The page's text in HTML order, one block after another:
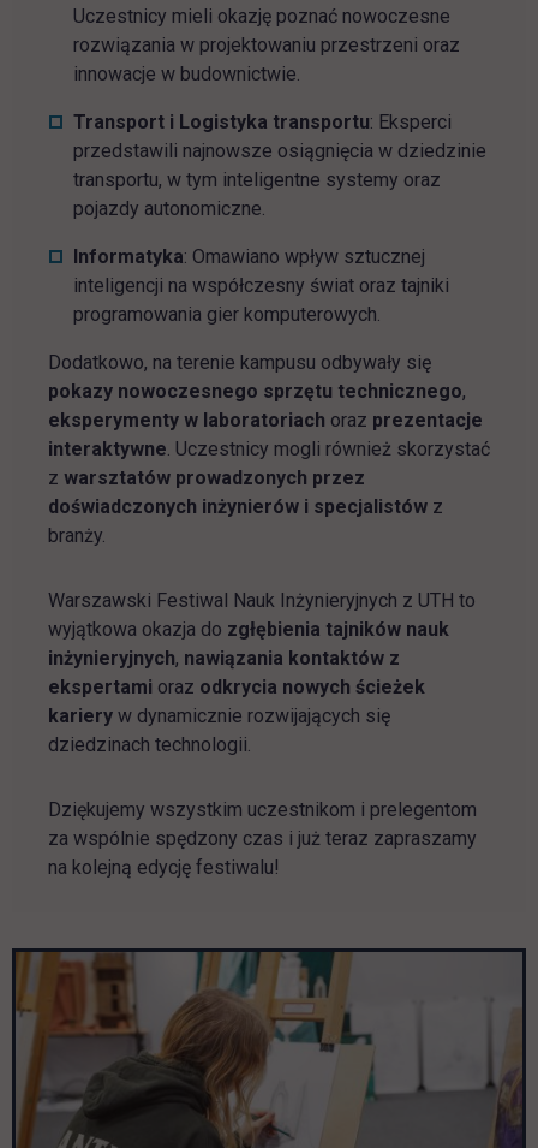
Uczestnicy mieli okazję poznać nowoczesne
rozwiązania w projektowaniu przestrzeni oraz
innowacje w budownictwie.
Transport i Logistyka transportu: Eksperci
przedstawili najnowsze osiągnięcia w dziedzinie
transportu, w tym inteligentne systemy oraz
pojazdy autonomiczne.
Informatyka: Omawiano wpływ sztucznej
inteligencji na współczesny świat oraz tajniki
programowania gier komputerowych.
Dodatkowo, na terenie kampusu odbywały się
pokazy nowoczesnego sprzętu technicznego,
eksperymenty w laboratoriach oraz prezentacje
interaktywne. Uczestnicy mogli również skorzystać
z warsztatów prowadzonych przez
doświadczonych inżynierów i specjalistów z
branży.
Warszawski Festiwal Nauk Inżynieryjnych z UTH to
wyjątkowa okazja do zgłębienia tajników nauk
inżynieryjnych, nawiązania kontaktów z
ekspertami oraz odkrycia nowych ścieżek
kariery w dynamicznie rozwijających się
dziedzinach technologii.
Dziękujemy wszystkim uczestnikom i prelegentom
za wspólnie spędzony czas i już teraz zapraszamy
na kolejną edycję festiwalu!
Pomiń galerię